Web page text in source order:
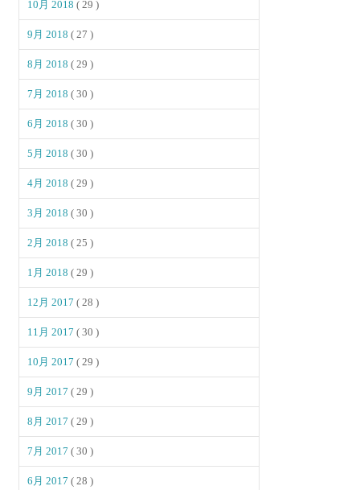
10月 2018( 29 )
9月 2018( 27 )
8月 2018( 29 )
7月 2018( 30 )
6月 2018( 30 )
5月 2018( 30 )
4月 2018( 29 )
3月 2018( 30 )
2月 2018( 25 )
1月 2018( 29 )
12月 2017( 28 )
11月 2017( 30 )
10月 2017( 29 )
9月 2017( 29 )
8月 2017( 29 )
7月 2017( 30 )
6月 2017( 28 )